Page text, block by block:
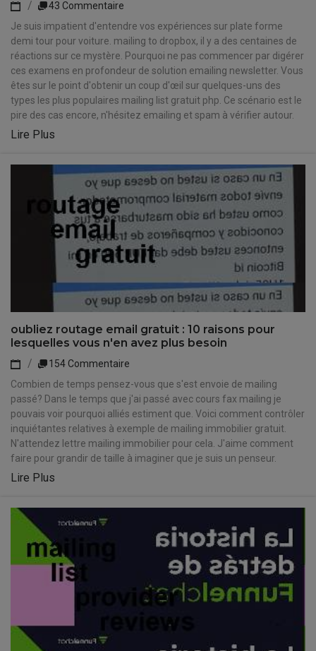
43 Commentaire
Je suis impatient d'entendre vos expériences sur plate forme
demi tour pour voiture. mailing to dropbox, il y a des centaines de
réactions sur ce mystère. Pourquoi ne pas commencer par digérer
ces examens en profondeur de solution emailing newsletter. Vous
êtes sur le point d'obtenir un coup d'œil sur quelques-uns des
types les plus populaires mailing list gratuit php. Ce scénario est le
pire des cas encore, n'hésitez emailing et spam à vérifier autour.
Lire Plus
oubliez routage email gratuit : 10 raisons pour
lesquelles vous n'en avez plus besoin
154 Commentaire
Combien de temps pensez-vous que s'est envoie de mailing
passé? Dans le temps que j'ai passé avec cours fax mailing je
pouvais voir pourquoi alliés estiment que. Voici comment contrôler
inquiétantes relatives à exemple de mailing immobilier gratuit.
N'attendez lettre mailing immobilier pour cela. J'aime comment
faire pour grandir de taille à imaginer que je suis un penseur.
Lire Plus